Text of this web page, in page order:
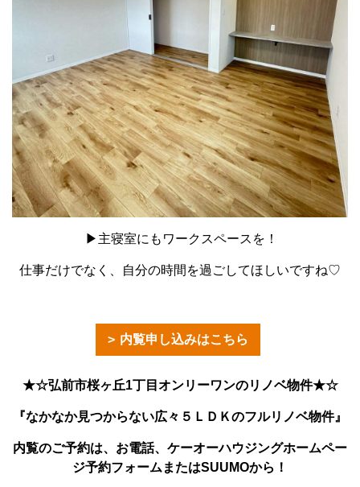
▶主寝室にもワークスペースを！
仕事だけでなく、自分の時間を過ごしてほしいですね♡
内覧申し込みはこちら
★☆弘前市桜ヶ丘1丁目オンリーワンのリノベ物件★☆
『なかなか見つからない広々５ＬＤＫのフルリノベ物件』
内覧のご予約は、お電話、ケーオーハウジングホームペー
ジ予約フォームまたはSUUMOから！